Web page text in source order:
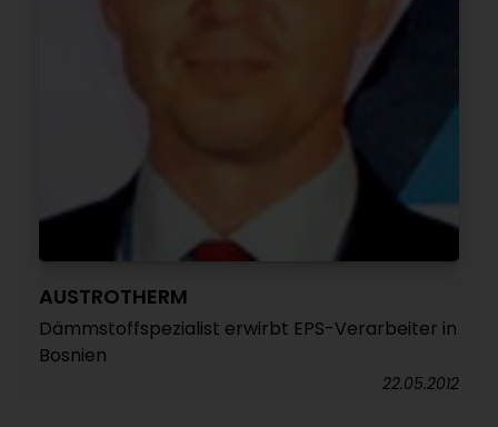
AUSTROTHERM
Dämmstoffspezialist erwirbt EPS-Verarbeiter in
Bosnien
22.05.2012